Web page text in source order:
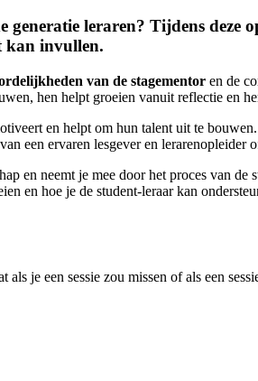
leraren? Tijdens deze
kan invullen.
van de stagementor en de
hen helpt groeien vanuit reflectie en
en helpt om hun talent uit te
een ervaren lesgever en lerarenopleider
en neemt je mee door het proces van de
en hoe je de student-leraar kan
je een sessie zou missen of als een